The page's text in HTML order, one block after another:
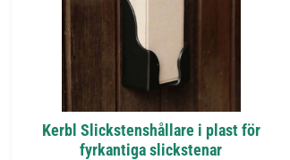
Kerbl Slickstenshållare i plast för
fyrkantiga slickstenar